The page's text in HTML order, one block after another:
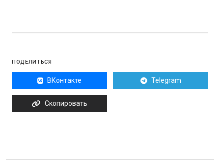
ПОДЕЛИТЬСЯ
ВКонтакте Telegram
Скопировать